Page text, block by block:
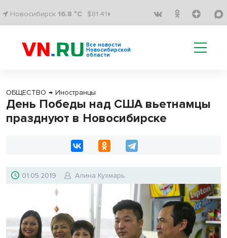
Новосибирск 16.8 °C $81.41↑
Все новости
Новосибирской
области
ОБЩЕСТВО → Иностранцы
День Победы над США вьетнамцы
празднуют в Новосибирске
01.05.2019 Алина Кухмарь